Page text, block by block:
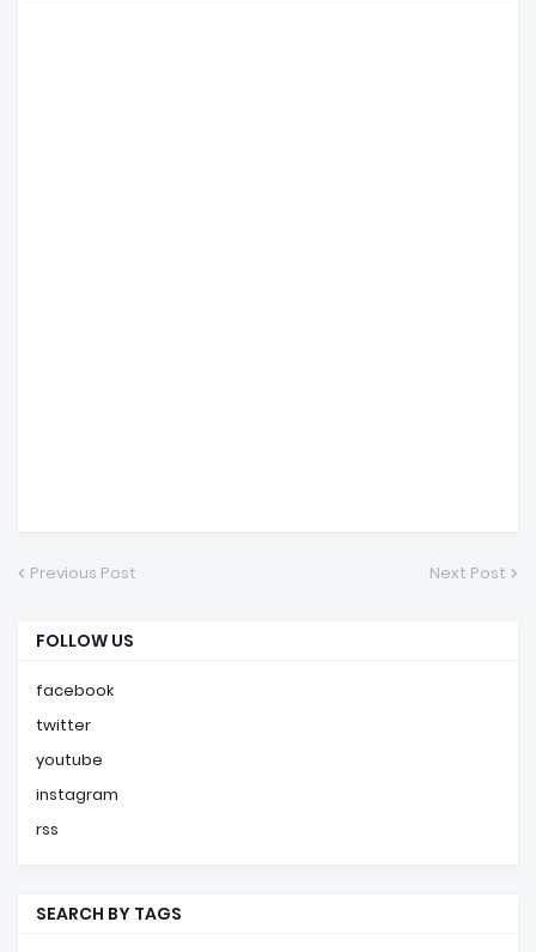
Previous Post Next Post
FOLLOW US
facebook
twitter
youtube
instagram
rss
SEARCH BY TAGS